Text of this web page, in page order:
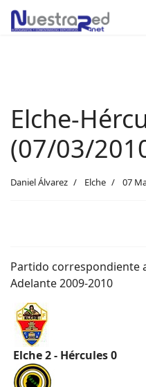
Elche-
(07/03/
Daniel Álvarez Elche 07
Partido correspondiente
Adelante 2009-2010
Elche 2 - Hércules 0